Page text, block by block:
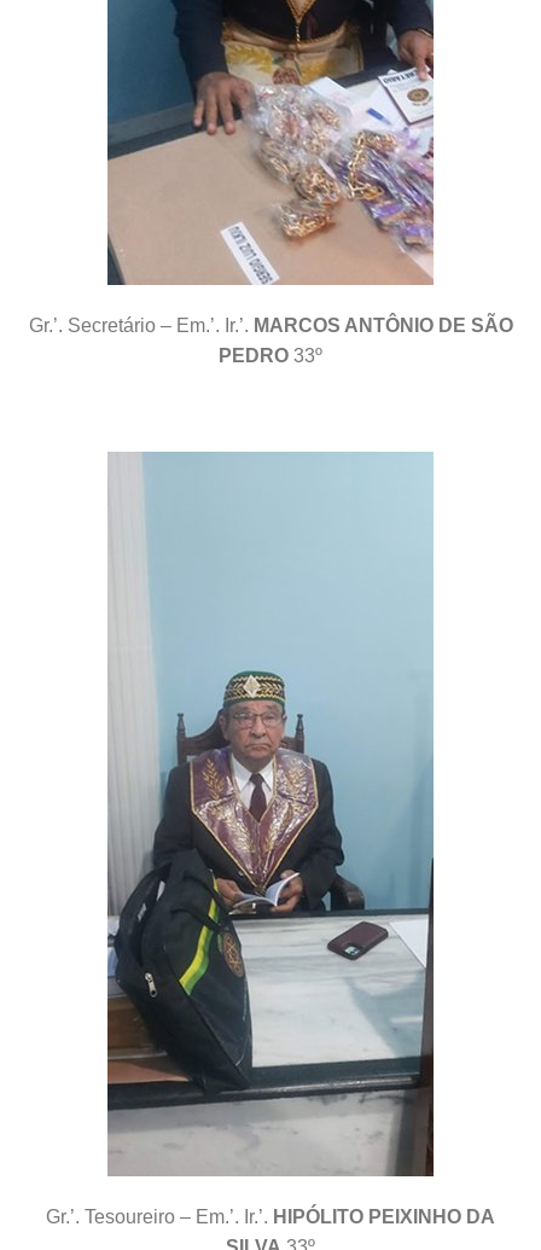
Gr.’. Secretário – Em.’. Ir.’. MARCOS ANTÔNIO DE SÃO
PEDRO 33º
Gr.’. Tesoureiro – Em.’. Ir.’. HIPÓLITO PEIXINHO DA